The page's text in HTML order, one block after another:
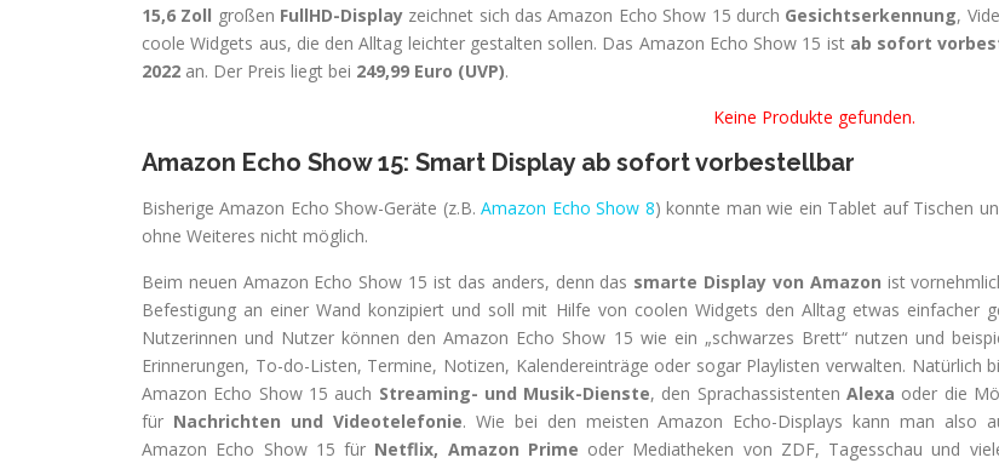
15,6 Zoll großen FullHD-Display zeichnet sich das Amazon Echo Show 15 durch Gesichtserkennung,
coole Widgets aus, die den Alltag leichter gestalten sollen. Das Amazon Echo Show 15 ist ab sofort
2022 an. Der Preis liegt bei 249,99 Euro (UVP).
Keine Produkte gefunden.
Amazon Echo Show 15: Smart Display ab sofort vorbestellbar
Bisherige Amazon Echo Show-Geräte (z.B.Amazon Echo Show 8) konnte man wie ein Tablet auf Tischen
ohne Weiteres nicht möglich.
Beim neuen Amazon Echo Show 15 ist das anders, denn das smarte Display von Amazon ist
Befestigung an einer Wand konzipiert und soll mit Hilfe von coolen Widgets den Alltag etwas einfacher
Nutzerinnen und Nutzer können den Amazon Echo Show 15 wie ein „schwarzes Brett“ nutzen und
Erinnerungen, To-do-Listen, Termine, Notizen, Kalendereinträge oder sogar Playlisten verwalten. Natürlich
Amazon Echo Show 15 auch Streaming- und Musik-Dienste, den SprachassistentenAlexa oder die
für Nachrichten und Videotelefonie. Wie bei den meisten Amazon Echo-Displays kann man also
Amazon Echo Show 15 für Netflix, Amazon Prime oder Mediatheken von ZDF, Tagesschau und